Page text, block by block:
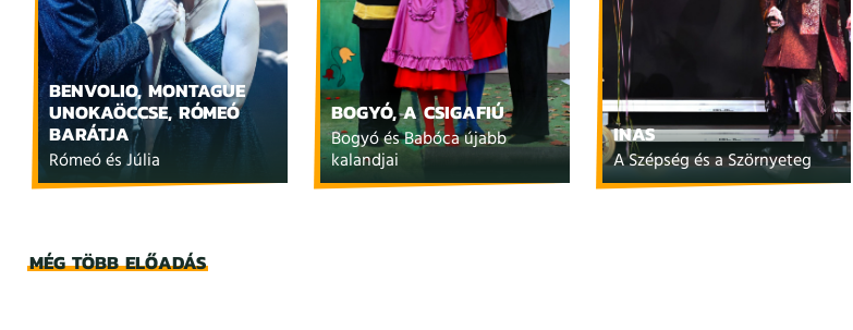
BENVOLIO, MONTAGUE
UNOKAÖCCSE, RÓMEÓ
BARÁTJA
Rómeó és Júlia
BOGYÓ, A CSIGAFIÚ
Bogyó és Babóca újabb
kalandjai
INAS
A Szépség és a Szörnyeteg
MÉG TÖBB ELŐADÁS